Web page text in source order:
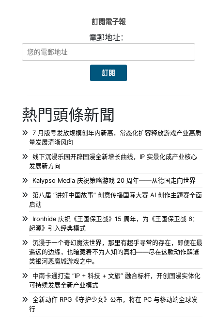
訂閱電子報
電郵地址：
熱門頭條新聞
7 月版号发放规模创年内新高，常态化扩容释放游戏产业高质
量发展清晰风向
线下沉浸乐园开辟国漫全新增长曲线，IP 实景化成产业核心
发展新方向
Kalypso Media 庆祝策略游戏 20 周年——从德国走向世界
第八届 “讲好中国故事” 创意传播国际大赛 AI 创作主题赛全面
启动
Ironhide 庆祝《王国保卫战》15 周年，为《王国保卫战 6：
起源》引入经典模式
沉浸于一个奇幻魔法世界，那里有超乎寻常的存在，即便在最
遥远的边缘，也暗藏着不为人知的真相——尽在这款动作解谜
类银河恶魔城游戏之中。
中南卡通打造 “IP + 科技 + 文旅” 融合标杆，开创国漫实体化
可持续发展全新产业模式
全新动作 RPG《守护少女》公布，将在 PC 与移动端全球发
行